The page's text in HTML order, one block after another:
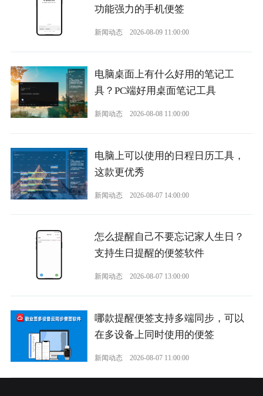
功能强力的手机便签
新闻动态 2026-08-09 11:00:00
电脑桌面上有什么好用的笔记工
具？PC端好用桌面笔记工具
新闻动态 2026-08-08 11:00:00
电脑上可以使用的日程日历工具，
这款更优秀
新闻动态 2026-08-07 14:00:00
怎么提醒自己不要忘记家人生日？
支持生日提醒的便签软件
新闻动态 2026-08-07 13:00:00
哪款提醒便签支持多端同步，可以
在多设备上同时使用的便签
新闻动态 2026-08-07 11:00:00